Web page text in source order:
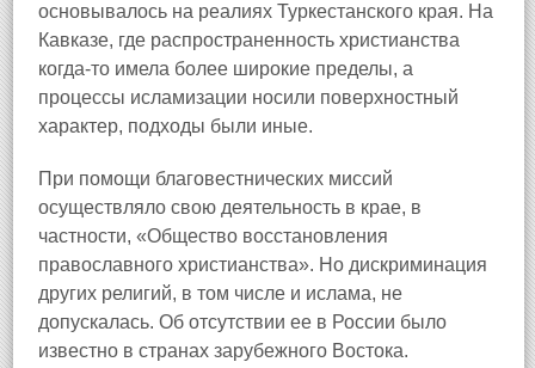
основывалось на реалиях Туркестанского края. На
Кавказе, где распространенность христианства
когда-то имела более широкие пределы, а
процессы исламизации носили поверхностный
характер, подходы были иные.
При помощи благовестнических миссий
осуществляло свою деятельность в крае, в
частности, «Общество восстановления
православного христианства». Но дискриминация
других религий, в том числе и ислама, не
допускалась. Об отсутствии ее в России было
известно в странах зарубежного Востока.